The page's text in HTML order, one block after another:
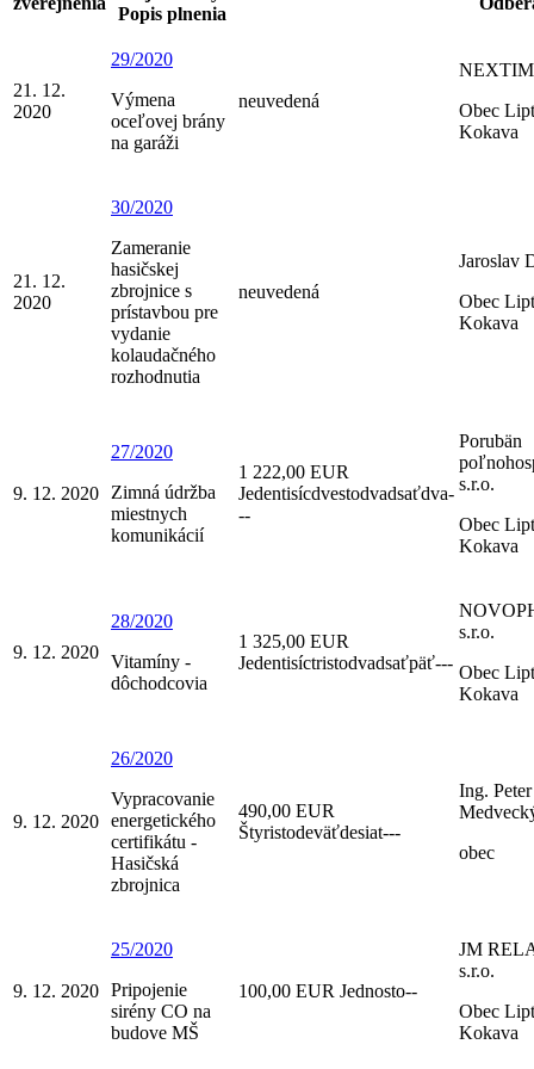
Popis plnenia
21. 12.
2020
29/2020
Výmena
oceľovej brány
na garáži
neuvedená
NEXTIM
Obec
Kokava
21. 12.
2020
30/2020
Zameranie
hasičskej
zbrojnice s
prístavbou pre
vydanie
kolaudačného
rozhodnutia
neuvedená
Jaroslav
Obec
Kokava
9. 12. 2020
27/2020
Zimná údržba
miestnych
komunikácií
1 222,00 EUR
Jedentisícdvestodvadsaťdva-
--
Porubän
s.r.o.
Obec
Kokava
9. 12. 2020
28/2020
Vitamíny -
dôchodcovia
1 325,00 EUR
Jedentisíctristodvadsaťpäť---
s.r.o.
Obec
Kokava
9. 12. 2020
26/2020
Vypracovanie
energetického
certifikátu -
Hasičská
zbrojnica
490,00 EUR
Štyristodeväťdesiat---
Ing. Peter
obec
9. 12. 2020
25/2020
Pripojenie
sirény CO na
budove MŠ
100,00 EUR Jednosto--
JM
s.r.o.
Obec
Kokava